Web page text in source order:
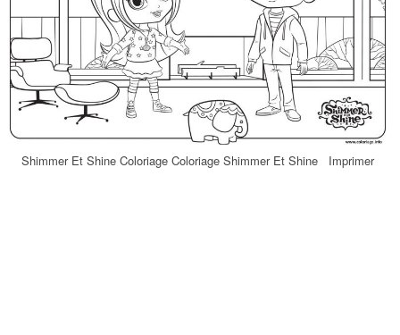
Shimmer Et Shine Coloriage Coloriage Shimmer Et Shine Imprimer